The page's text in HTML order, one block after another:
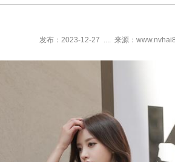
发布：2023-12-27 .... 来源：